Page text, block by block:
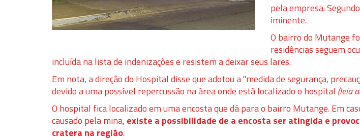
pela empresa.
iminente.
O bairro do Mutange
residências seguem
incluída na lista de indenizações e resistem a deixar seus lares.
Em nota, a direção do Hospital disse que adotou a "medida de segurança,
devido a uma possível repercussão na área onde está localizado o hospital (leia
O hospital fica localizado em uma encosta que dá para o bairro Mutange. Em
causado pela mina, existe a possibilidade de a encosta ser atingida e
cratera na região.